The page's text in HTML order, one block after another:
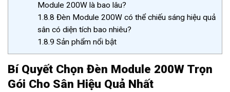
Module 200W là bao lâu?
1.8.8 Đèn Module 200W có thể chiếu sáng hiệu quả
sân có diện tích bao nhiêu?
1.8.9Sản phẩm nổi bật
Bí Quyết Chọn Đèn Module 200W Trọn
Gói Cho Sân Hiệu Quả Nhất